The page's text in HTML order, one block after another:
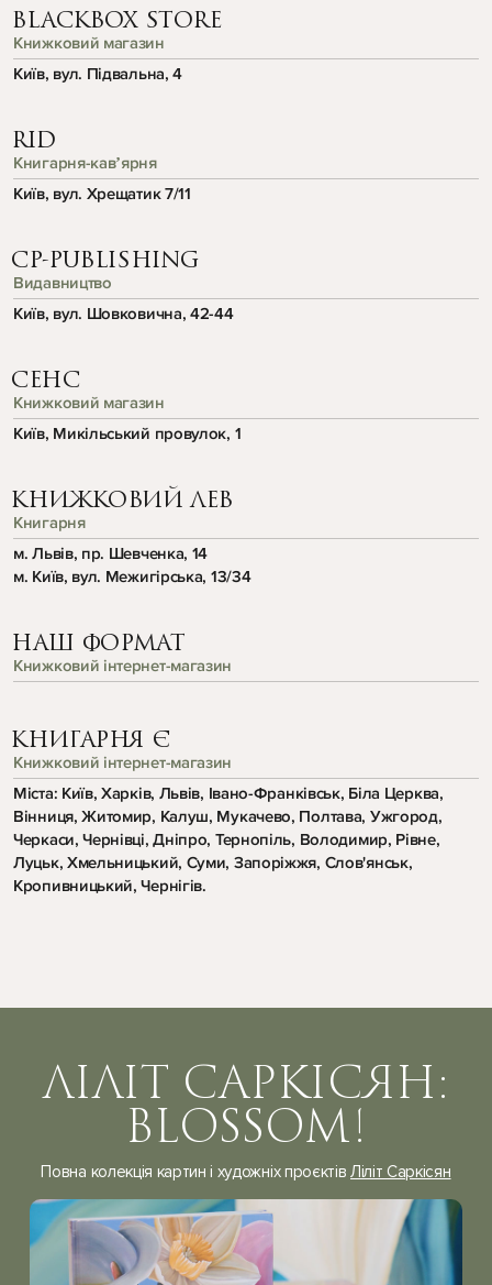
BLACKBOX STORE
Книжковий магазин
Київ, вул. Підвальна, 4
RID
Книгарня-кавʼярня
Київ, вул. Хрещатик 7/11
CP-PUBLISHING
Видавництво
Київ, вул. Шовковична, 42-44
СЕНС
Книжковий магазин
Київ, Микільський провулок, 1
КНИЖКОВИЙ ЛЕВ
Книгарня
м. Львів, пр. Шевченка, 14
м. Київ, вул. Межигірська, 13/34
НАШ ФОРМАТ
Книжковий інтернет-магазин
КНИГАРНЯ Є
Книжковий інтернет-магазин
Міста: Київ, Харків, Львів, Івано-Франківськ, Біла Церква,
Вінниця, Житомир, Калуш, Мукачево, Полтава, Ужгород,
Черкаси, Чернівці, Дніпро, Тернопіль, Володимир, Рівне,
Луцьк, Хмельницький, Суми, Запоріжжя, Слов'янськ,
Кропивницький, Чернігів.
ЛІЛІТ САРКІСЯН:
BLOSSOM!
Повна колекція картин і художніх проєктівЛіліт Саркісян